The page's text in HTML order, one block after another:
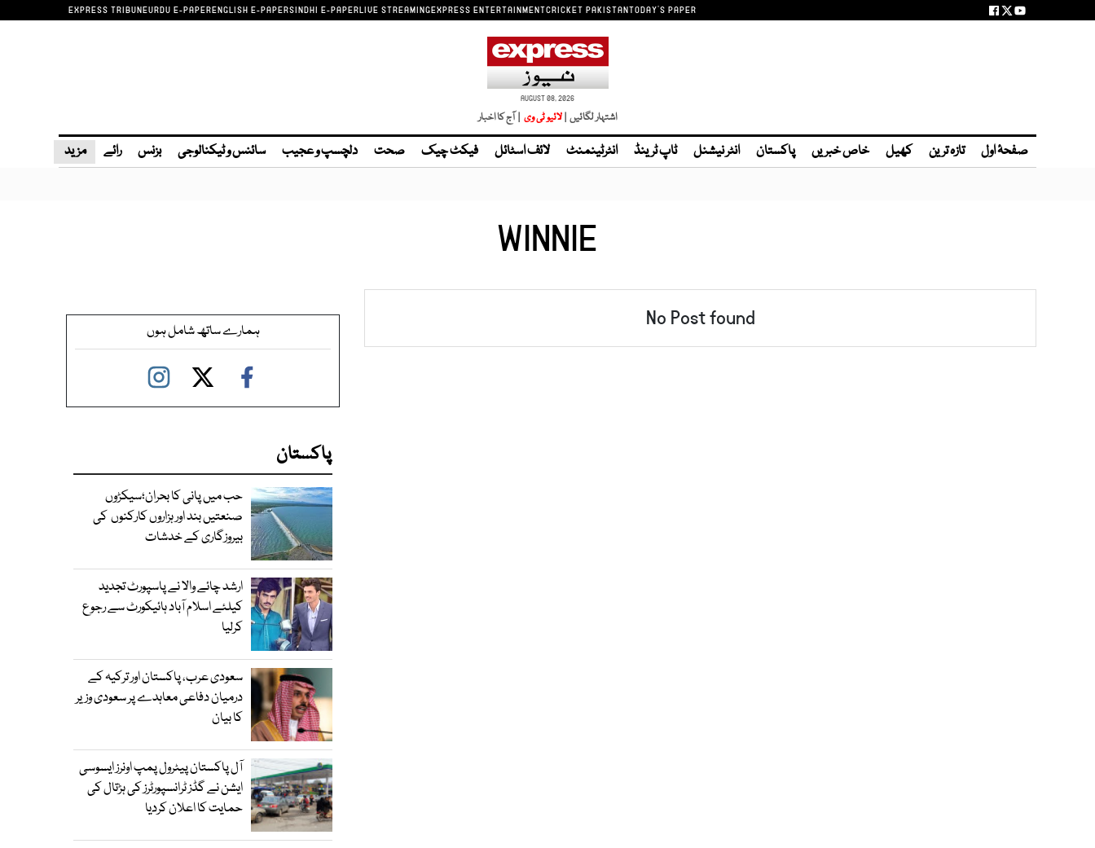
EXPRESS TRIBUNEURDU E-PAPERENGLISH E-PAPERSINDHI E-PAPERLIVE STREAMINGEXPRESS ENTERTAINMENTCRICKET PAKISTANTODAY'S PAPER
AUGUST 08, 2026
اشتہار لگائیں | | آج کا اخبار
صفحۂ اول تازہ ترین کھیل خاص خبریں پاکستان انٹر نیشنل ٹاپ ٹرینڈ انٹرٹینمنٹ لائف اسٹائل فیکٹ چیک صحت دلچسپ و عجیب سائنس و ٹیکنالوجی بزنس رائے مزید
WINNIE
No Post found ہمارے ساتھ شامل ہوں
پاکستان
حب میں پانی کا بحران؛سیکڑوں
صنعتیں بند اور ہزاروں کارکنوں کی
بیروزگاری کے خدشات
ارشد چائے والا نے پاسپورٹ تجدید
کیلئے اسلام آباد ہائیکورٹ سے رجوع
کرلیا
سعودی عرب، پاکستان اور ترکیہ کے
درمیان دفاعی معاہدے پر سعودی وزیر
کا بیان
آل پاکستان پیٹرول پمپ اونرز ایسوسی
ایشن نے گڈز ٹرانسپورٹرز کی ہڑتال کی
حمایت کا اعلان کردیا